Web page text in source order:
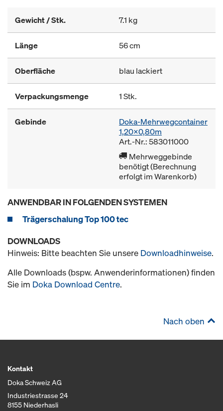
Gewicht / Stk. 7.1 kg
Länge 56 cm
Oberfläche blau lackiert
Verpackungsmenge 1 Stk.
Gebinde
Doka-Mehrwegcontainer
1,20x0,80m
Art.-Nr.: 583011000
Mehrweggebinde
benötigt (Berechnung
erfolgt im Warenkorb)
ANWENDBAR IN FOLGENDEN SYSTEMEN
Trägerschalung Top 100 tec
DOWNLOADS
Hinweis: Bitte beachten Sie unsere Downloadhinweise.
Alle Downloads (bspw. Anwenderinformationen) finden
Sie im Doka Download Centre.
Nach oben
Kontakt
Doka Schweiz AG
Industriestrasse 24
8155 Niederhasli